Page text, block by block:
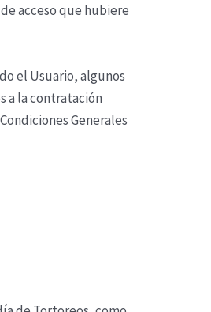
acceso que hubiere
el Usuario, algunos
a la contratación
Generales